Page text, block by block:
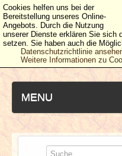
MENU
NEUESTE ARTIKEL
Cookies helfen uns bei der
Bereitstellung unseres Online-
Angebots. Durch die Nutzung
unserer Dienste erklären Sie sich
setzen. Sie haben auch die
Datenschutzrichtlinie
Weitere Informationen zu